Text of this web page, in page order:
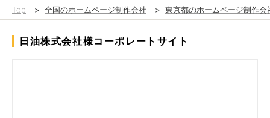
Top > 全国のホームページ制作会社 > 東京都のホームページ制作会
日油株式会社様コーポレートサイト